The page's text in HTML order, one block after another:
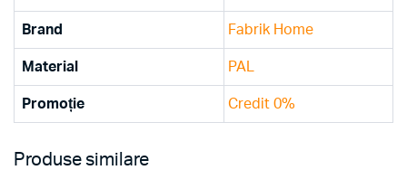
Brand Fabrik Home
Material PAL
Promoție Credit 0%
Produse similare